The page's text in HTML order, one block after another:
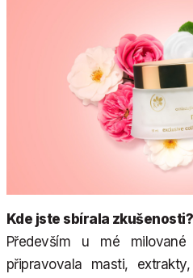
Kde jste sbírala zkušenosti?
Především u mé
připravovala masti,